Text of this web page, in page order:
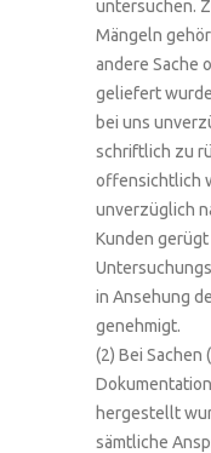
untersuchen.
Mängeln
andere Sache
geliefert
bei uns
schriftlich zu
offensichtlich
unverzüglich
Kunden
in Ansehung
genehmigt.
(2) Bei
hergestellt
sämtliche